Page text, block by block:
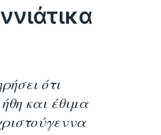
ότι
και έθιμα